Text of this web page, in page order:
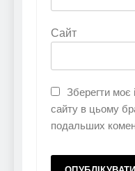
Сайт
Зберегти моє
сайту в цьому
подальших